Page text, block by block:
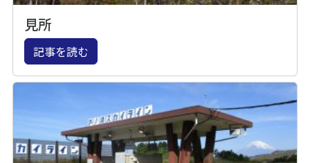
見所
記事を読む